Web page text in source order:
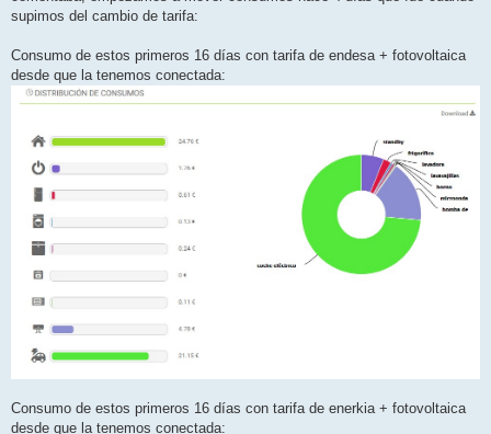
supimos del cambio de tarifa:
Consumo de estos primeros 16 días con tarifa de endesa + fotovoltaica
desde que la tenemos conectada:
Consumo de estos primeros 16 días con tarifa de enerkia + fotovoltaica
desde que la tenemos conectada: